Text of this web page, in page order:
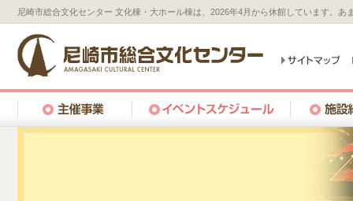
尼崎市総合文化センター 文化棟・大ホール棟は、2026年4月から休館しています。